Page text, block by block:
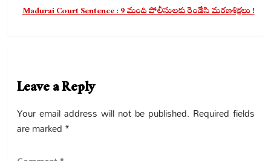
Madurai Court Sentence : 9 మంది పోలీసులకు రెండేసి మరణశిక్షలు !
Leave a Reply
Your email address will not be published. Required fields
are marked *